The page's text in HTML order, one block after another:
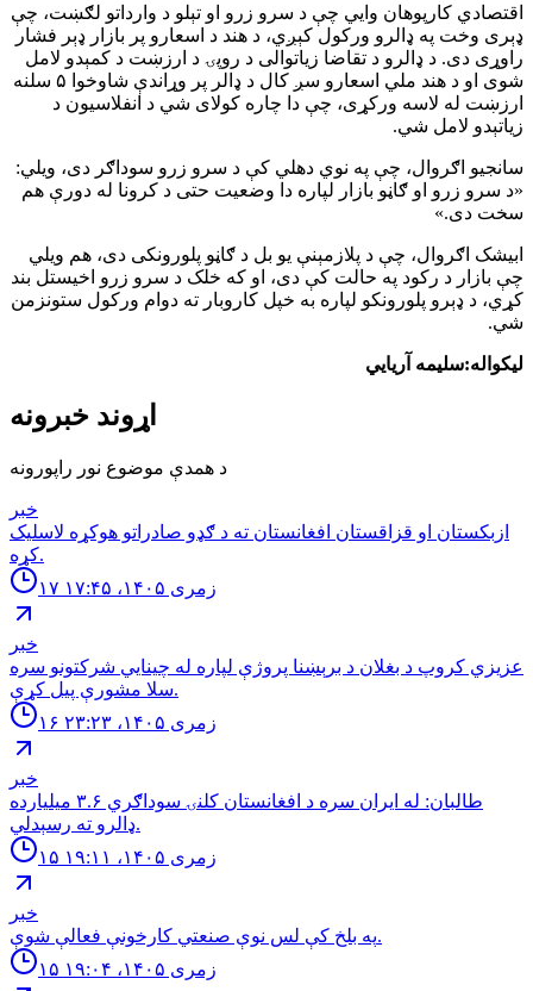
اقتصادي کارپوهان وايي چې د سرو زرو او تېلو د وارداتو لګښت، چې
ډېری وخت په ډالرو ورکول کېږي، د هند د اسعارو پر بازار ډېر فشار
راوړی دی. د ډالرو د تقاضا زیاتوالی د روپۍ د ارزښت د کمېدو لامل
شوی او د هند ملي اسعارو سږ کال د ډالر پر وړاندې شاوخوا ۵ سلنه
ارزښت له لاسه ورکړی، چې دا چاره کولای شي د انفلاسیون د
زیاتېدو لامل شي.
سانجیو اګروال، چې په نوي دهلي کې د سرو زرو سوداګر دی، ویلي:
«د سرو زرو او ګاڼو بازار لپاره دا وضعیت حتی د کرونا له دورې هم
سخت دی.»
ابیشک اګروال، چې د پلازمېنې یو بل د ګاڼو پلورونکی دی، هم ویلي
چې بازار د رکود په حالت کې دی، او که خلک د سرو زرو اخیستل بند
کړي، د ډېرو پلورونکو لپاره به خپل کاروبار ته دوام ورکول ستونزمن
شي.
لیکواله:سلیمه آریایي
اړوند خبرونه
د همدې موضوع نور راپورونه
خبر
ازبكستان او قزاقستان افغانستان ته د ګډو صادراتو هوكړه لاسليک
كړه.
۱۷ زمری ۱۴۰۵، ۱۷:۴۵
خبر
عزيزي كروپ د بغلان د برېښنا پروژې لپاره له چينايي شركتونو سره
سلا مشورې پيل كړې.
۱۶ زمری ۱۴۰۵، ۲۳:۲۳
خبر
طالبان: له ايران سره د افغانستان كلنۍ سوداګري ۳.۶ ميليارده
ډالرو ته رسېدلي.
۱۵ زمری ۱۴۰۵، ۱۹:۱۱
خبر
په بلخ كې لس نوې صنعتي كارخونې فعالې شوې.
۱۵ زمری ۱۴۰۵، ۱۹:۰۴